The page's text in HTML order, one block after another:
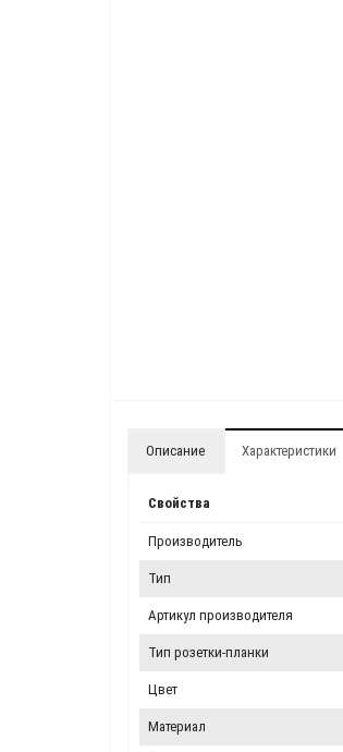
Описание Характеристики
Свойства
Производитель
Тип
Артикул производителя
Тип розетки-планки
Цвет
Материал